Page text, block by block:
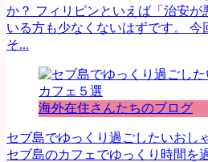
か？ フィリピンといえば「治安が
いる方も少なくないはずです。 今
そ...
海外在住さんたちのブログ
セブ島でゆっくり過ごしたいおし
セブ島のカフェでゆっくり時間を